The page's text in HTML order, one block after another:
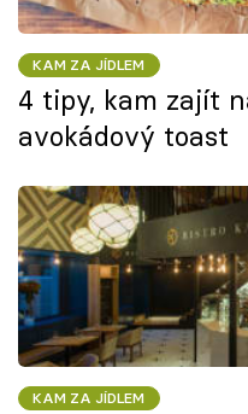
KAM ZA JÍDLEM
4 tipy, kam zajít
avokádový toast
KAM ZA JÍDLEM